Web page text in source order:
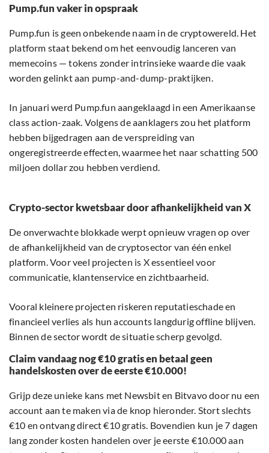
Pump.fun vaker in opspraak
Pump.fun is geen onbekende naam in de cryptowereld. Het
platform staat bekend om het eenvoudig lanceren van
memecoins — tokens zonder intrinsieke waarde die vaak
worden gelinkt aan pump-and-dump-praktijken.
In januari werd Pump.fun aangeklaagd in een Amerikaanse
class action-zaak. Volgens de aanklagers zou het platform
hebben bijgedragen aan de verspreiding van
ongeregistreerde effecten, waarmee het naar schatting 500
miljoen dollar zou hebben verdiend.
Crypto-sector kwetsbaar door afhankelijkheid van X
De onverwachte blokkade werpt opnieuw vragen op over
de afhankelijkheid van de cryptosector van één enkel
platform. Voor veel projecten is X essentieel voor
communicatie, klantenservice en zichtbaarheid.
Vooral kleinere projecten riskeren reputatieschade en
financieel verlies als hun accounts langdurig offline blijven.
Binnen de sector wordt de situatie scherp gevolgd.
Claim vandaag nog €10 gratis en betaal geen
handelskosten over de eerste €10.000!
Grijp deze unieke kans met Newsbit en Bitvavo door nu een
account aan te maken via de knop hieronder. Stort slechts
€10 en ontvang direct €10 gratis. Bovendien kun je 7 dagen
lang zonder kosten handelen over je eerste €10.000 aan